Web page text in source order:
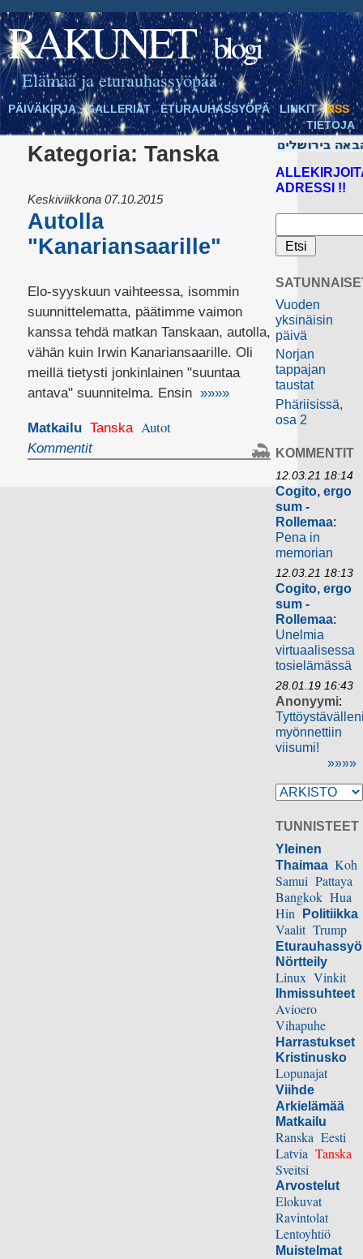
RAKUNET blogi
Elämää ja eturauhassyöpää
PÄIVÄKIRJA GALLERIAT ETURAUHASSYÖPÄ LINKIT
RSS
TIETOJA
Kategoria: Tanska
Keskiviikkona 07.10.2015
Autolla
"Kanariansaarille"
Elo-syyskuun vaihteessa, isommin
suunnittelematta, päätimme vaimon
kanssa tehdä matkan Tanskaan, autolla,
vähän kuin Irwin Kanariansaarille. Oli
meillä tietysti jonkinlainen "suuntaa
antava" suunnitelma. Ensin »»»»
Matkailu Tanska Autot
Kommentit
ADRESSI !!
Vuoden
yksinäisin
päivä
Norjan
tappajan
taustat
Phäriisissä,
osa 2
KOMMENTIT
12.03.21 18:14
Cogito, ergo
sum -
Rollemaa:
Pena in
memorian
12.03.21 18:13
Cogito, ergo
sum -
Rollemaa:
Unelmia
virtuaalisessa
tosielämässä
28.01.19 16:43
Anonyymi:
myönnettiin
viisumi!
»»»»
TUNNISTEET
Yleinen
Thaimaa Koh
Samui Pattaya
Bangkok Hua
Hin
Politiikka
Vaalit Trump
Nörtteily
Linux Vinkit
Ihmissuhteet
Avioero
Vihapuhe
Harrastukset
Kristinusko
Lopunajat
Viihde
Arkielämää
Matkailu
Ranska Eesti
Latvia Tanska
Sveitsi
Arvostelut
Elokuvat
Ravintolat
Lentoyhtiö
Muistelmat